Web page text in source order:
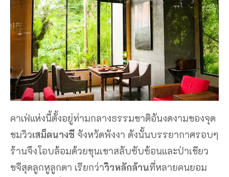
คาเฟ่แห่งนี้ตั้งอยู่ท่ามกลางธรรมชาติอันงดงามของจุด
ชมวิวเสม็ดนางชี จังหวัดพังงา ดังนั้นบรรยากาศรอบๆ
ร้านจึงโอบล้อมด้วยขุนเขาสลับซับซ้อนและป่าเขียว
ขจีสุดลูกหูลูกตา เรียกว่าวิวหลักล้านที่หลายคนยอม